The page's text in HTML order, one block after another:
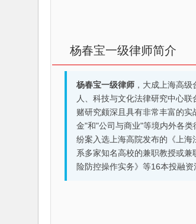
杨春宝一级律师简介
杨春宝一级律师，大成上海高级
人、科技与文化法律研究中心
赌研究颇深且具有非常丰富的
金"和"公司与商业"等境内外各
纷案入选上海高院发布的《上海
系多家知名高校的兼职教授或
险防控操作实务》等16本投融资